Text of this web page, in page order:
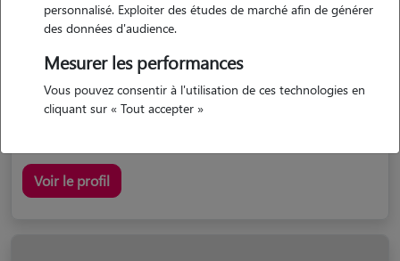
maison possède des animaux
j'ai déjà garder des animaux pour mes connaissances, j'ai...
Voir le profil
personnalisé. Exploiter des études de marché afin de générer
des données d'audience.
Mesurer les performances
Vous pouvez consentir à l'utilisation de ces technologies en
cliquant sur « Tout accepter »